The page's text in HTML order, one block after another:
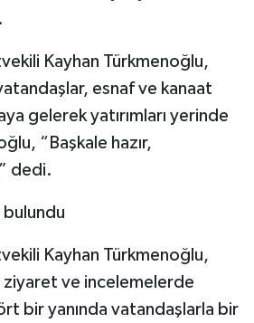
Kayhan Türkmenoğlu,
esnaf ve kanaat
gelerek yatırımları yerinde
“Başkale hazır,
dedi.
bulundu
Kayhan Türkmenoğlu,
ziyaret ve incelemelerde
bir yanında vatandaşlarla bir